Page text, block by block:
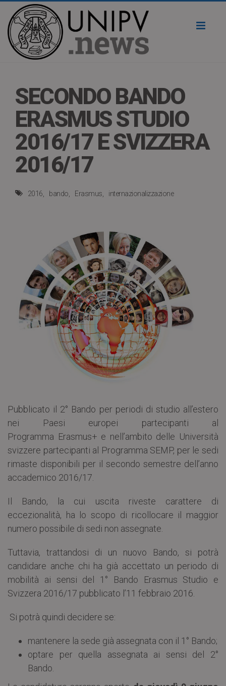
SECONDO BANDO
ERASMUS STUDIO
2016/17 E SVIZZERA
2016/17
2016 bando Erasmus internazionalizzazione
Pubblicato il 2° Bando per periodi di studio all’estero
nei Paesi europei partecipanti al
Programma Erasmus+ e nell’ambito delle Università
svizzere partecipanti al Programma SEMP, per le sedi
rimaste disponibili per il secondo semestre dell’anno
accademico 2016/17.
Il Bando, la cui uscita riveste carattere di
eccezionalità, ha lo scopo di ricollocare il maggior
numero possibile di sedi non assegnate.
Tuttavia, trattandosi di un nuovo Bando, si potrà
candidare anche chi ha già accettato un periodo di
mobilità ai sensi del 1° Bando Erasmus Studio e
Svizzera 2016/17 pubblicato l’11 febbraio 2016.
Si potrà quindi decidere se:
mantenere la sede già assegnata con il 1° Bando;
optare per quella assegnata ai sensi del 2°
Bando.